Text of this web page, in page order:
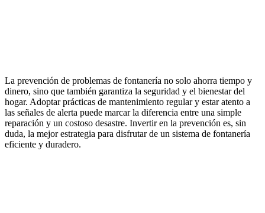
La prevención de problemas de fontanería no solo ahorra tiempo y
dinero, sino que también garantiza la seguridad y el bienestar del
hogar. Adoptar prácticas de mantenimiento regular y estar atento a
las señales de alerta puede marcar la diferencia entre una simple
reparación y un costoso desastre. Invertir en la prevención es, sin
duda, la mejor estrategia para disfrutar de un sistema de fontanería
eficiente y duradero.